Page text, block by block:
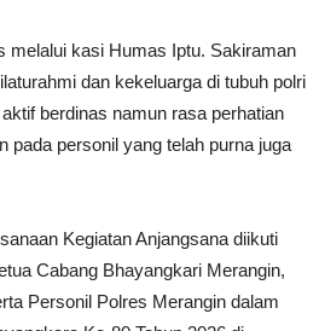
melalui kasi Humas Iptu. Sakiraman
dan kekeluarga di tubuh polri
berdinas namun rasa perhatian
pada personil yang telah purna juga
Kegiatan Anjangsana diikuti
Cabang Bhayangkari Merangin,
Personil Polres Merangin dalam